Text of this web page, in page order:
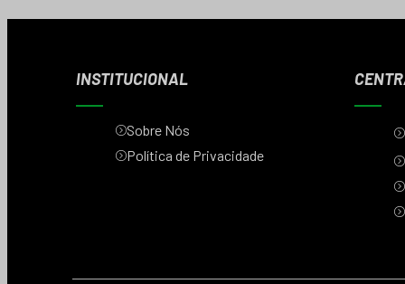
INSTITUCIONAL
Sobre Nós
Política de Privacidade